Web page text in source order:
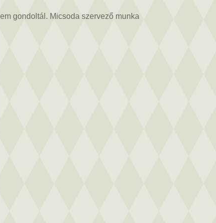
gondoltál. Micsoda szervező munka